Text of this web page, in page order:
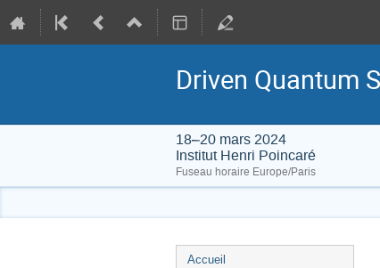
Driven Quantum
18–20 mars 2024
Institut Henri Poincaré
Fuseau horaire Europe/Paris
Menu
Accueil